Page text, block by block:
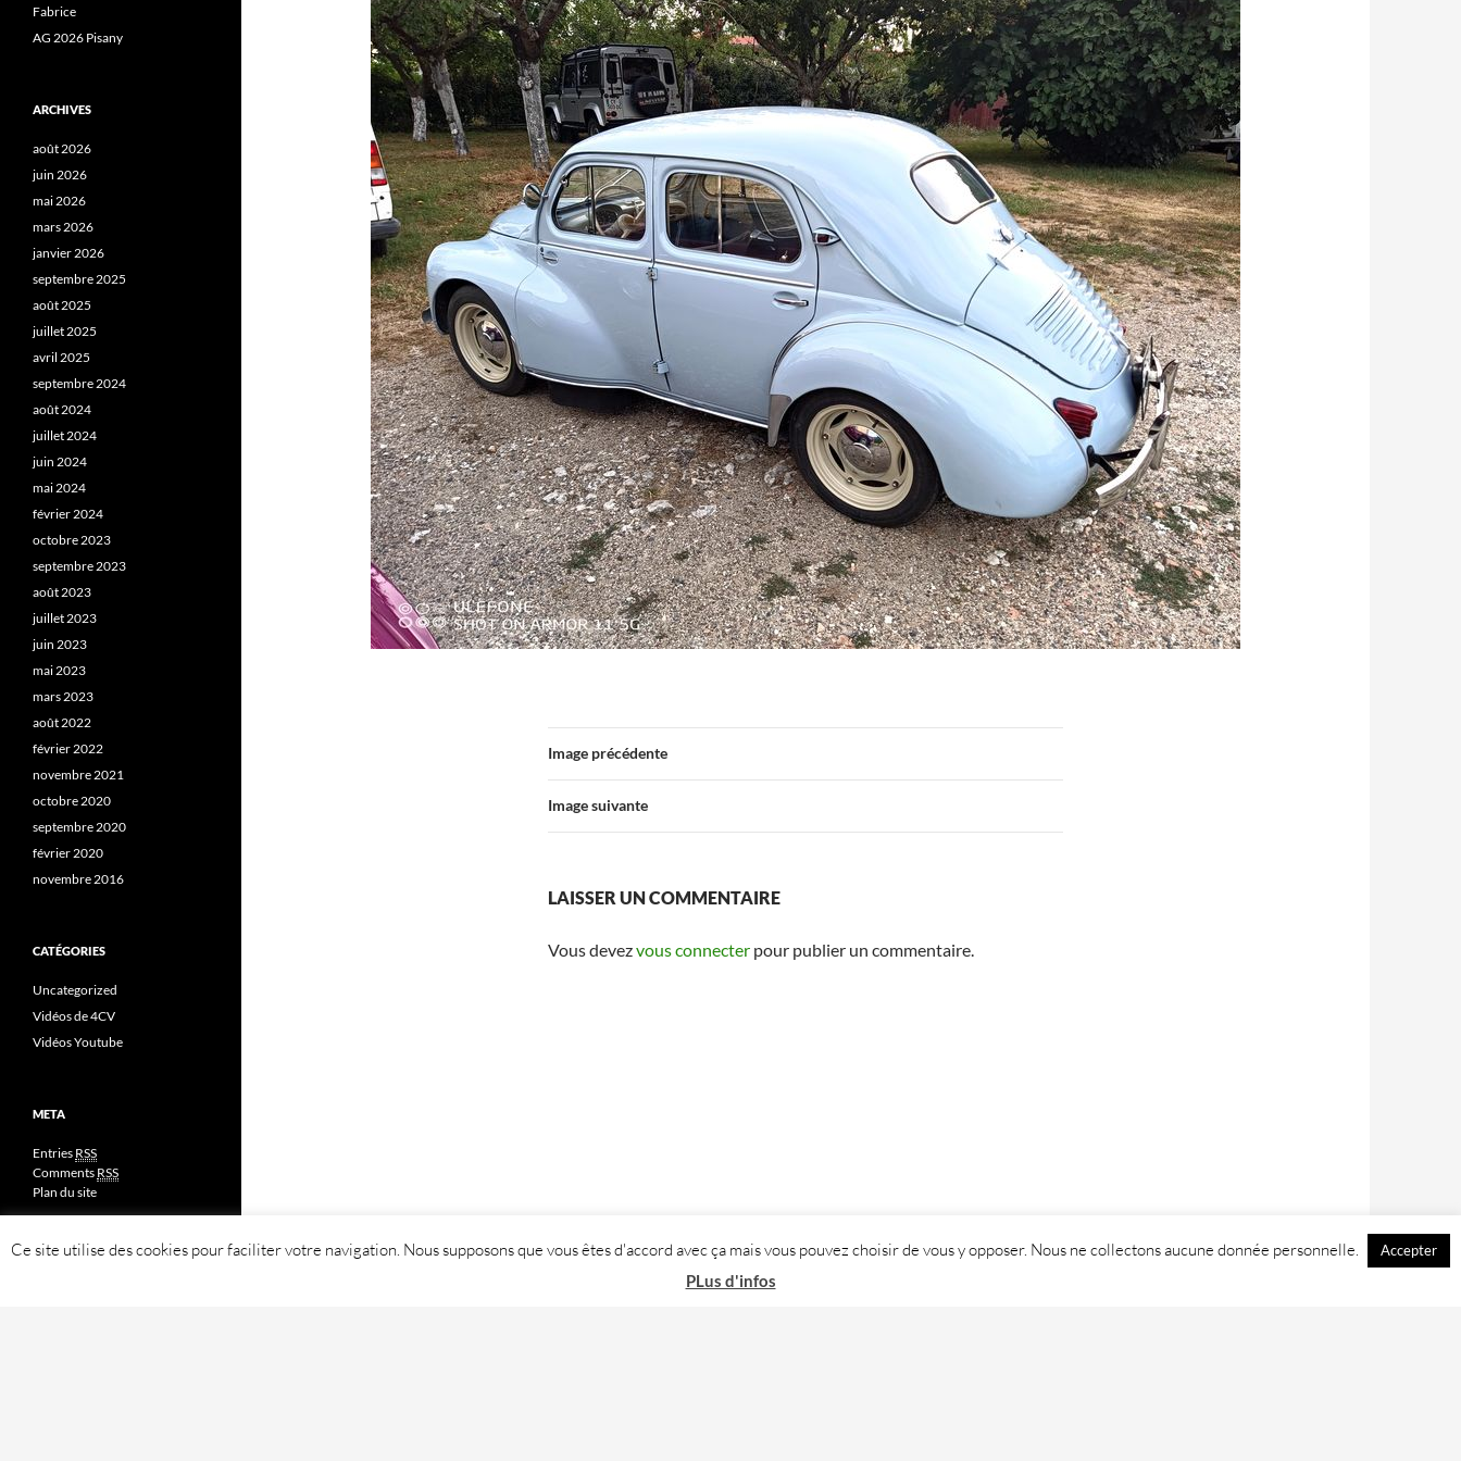
Image précédente
Image suivante
LAISSER UN COMMENTAIRE
Vous devezvous connecter pour publier un commentaire.
Fabrice
AG 2026 Pisany
ARCHIVES
août 2026
juin 2026
mai 2026
mars 2026
janvier 2026
septembre 2025
août 2025
juillet 2025
avril 2025
septembre 2024
août 2024
juillet 2024
juin 2024
mai 2024
février 2024
octobre 2023
septembre 2023
août 2023
juillet 2023
juin 2023
mai 2023
mars 2023
août 2022
février 2022
novembre 2021
octobre 2020
septembre 2020
février 2020
novembre 2016
CATÉGORIES
Uncategorized
Vidéos de 4CV
Vidéos Youtube
META
Entries RSS
Comments RSS
Plan du site
Ce site utilise des cookies pour faciliter votre navigation. Nous supposons que vous êtes d'accord avec ça mais vous pouvez choisir de vous y opposer. Nous ne collectons aucune donnée personnelle. Accepter
PLus d'infos